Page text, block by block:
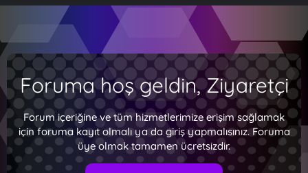
Foruma hoş geldin, Ziyaretçi
Forum içeriğine ve tüm hizmetlerimize erişim sağlamak
için foruma kayıt olmalı ya da giriş yapmalısınız. Foruma
üye olmak tamamen ücretsizdir.